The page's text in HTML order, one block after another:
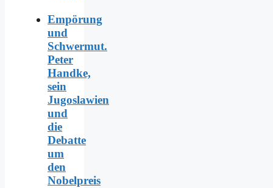
Empörung
und
Schwermut.
Peter
Handke,
sein
Jugoslawien
und
die
Debatte
um
den
Nobelpreis